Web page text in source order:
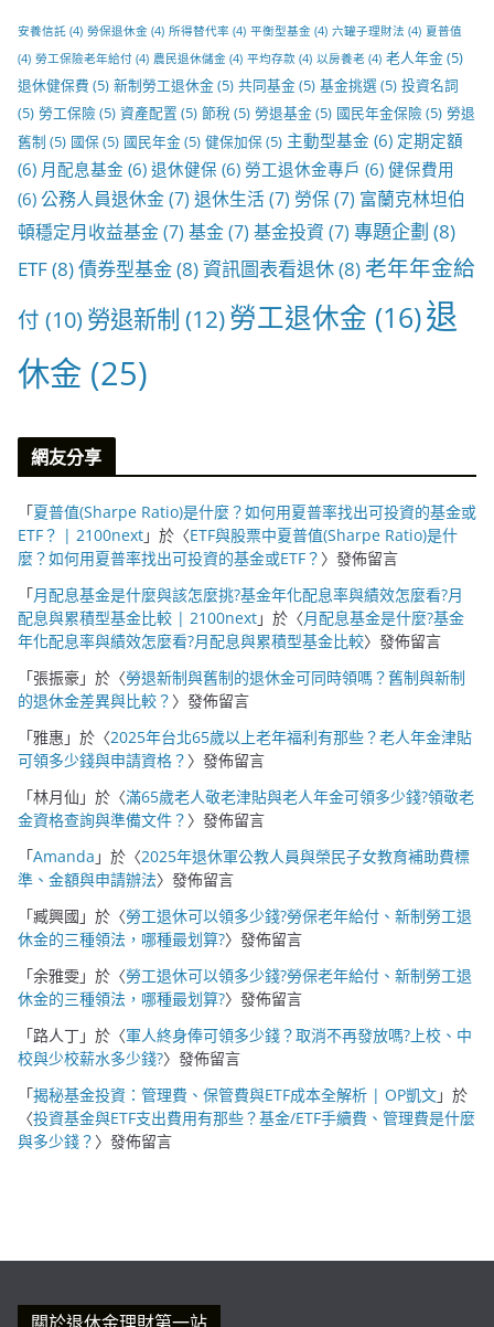
安養信託 (4) 勞保退休金 (4) 所得替代率 (4) 平衡型基金 (4) 六罐子理財法 (4) 夏普值
(4) 勞工保險老年給付 (4) 農民退休儲金 (4) 平均存款 (4) 以房養老 (4) 老人年金(5)
退休健保費 (5) 新制勞工退休金(5) 共同基金(5) 基金挑選 (5) 投資名詞
(5) 勞工保險 (5) 資產配置 (5) 節稅 (5) 勞退基金(5) 國民年金保險 (5) 勞退
舊制 (5) 國保(5) 國民年金(5) 健保加保(5) 主動型基金 (6) 定期定額
(6) 月配息基金 (6) 退休健保 (6) 勞工退休金專戶 (6) 健保費用
(6) 公務人員退休金(7) 退休生活(7) 勞保(7) 富蘭克林坦伯
頓穩定月收益基金(7) 基金(7) 基金投資 (7) 專題企劃 (8)
ETF(8)債券型基金(8)資訊圖表看退休(8)老年年金給
付 (10) 勞退新制 (12)勞工退休金 (16)退
休金 (25)
網友分享
「夏普值(Sharpe Ratio)是什麼？如何用夏普率找出可投資的基金或
ETF？ | 2100next」於〈ETF與股票中夏普值(Sharpe Ratio)是什
麼？如何用夏普率找出可投資的基金或ETF？ 〉發佈留言
「月配息基金是什麼與該怎麼挑?基金年化配息率與績效怎麼看?月
配息與累積型基金比較 | 2100next」於〈月配息基金是什麼?基金
年化配息率與績效怎麼看?月配息與累積型基金比較〉發佈留言
「張振豪」於〈勞退新制與舊制的退休金可同時領嗎？舊制與新制
的退休金差異與比較？ 〉發佈留言
「雅惠 」於〈2025年台北65歲以上老年福利有那些？老人年金津貼
可領多少錢與申請資格？ 〉發佈留言
「林月仙 」於〈滿65歲老人敬老津貼與老人年金可領多少錢?領敬老
金資格查詢與準備文件？ 〉發佈留言
「Amanda 」於〈2025年退休軍公教人員與榮民子女教育補助費標
準、金額與申請辦法〉發佈留言
「臧興國 」於〈勞工退休可以領多少錢?勞保老年給付、新制勞工退
休金的三種領法，哪種最划算?〉發佈留言
「余雅雯」於〈勞工退休可以領多少錢?勞保老年給付、新制勞工退
休金的三種領法，哪種最划算?〉發佈留言
「路人丁」於〈軍人終身俸可領多少錢？取消不再發放嗎?上校、中
校與少校薪水多少錢?〉發佈留言
「揭秘基金投資：管理費、保管費與ETF成本全解析 | OP凱文」於
〈投資基金與ETF支出費用有那些？基金/ETF手續費、管理費是什麼
與多少錢？ 〉發佈留言